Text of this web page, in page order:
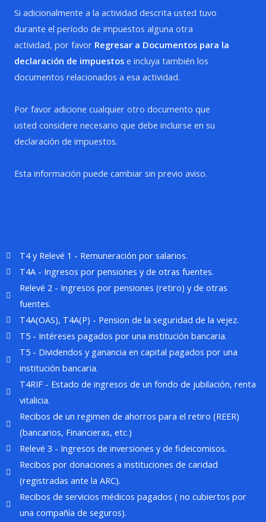
Si adicionalmente a la actividad descrita usted tuvo
durante el período de impuestos alguna otra
actividad, por favor Regresar a Documentos para la
declaración de impuestos e incluya también los
documentos relacionados a esa actividad.
Por favor adicione cualquier otro documento que
usted considere necesario que debe incluirse en su
declaración de impuestos.
Esta información puede cambiar sin previo aviso.
T4 y Relevé 1 - Remuneración por salarios.
T4A - Ingresos por pensiones y de otras fuentes.
Relevé 2 - Ingresos por pensiones (retiro) y de otras
fuentes.
T4A(OAS), T4A(P) - Pension de la seguridad de la vejez.
T5 - Intéreses pagados por una institución bancaria.
T5 - Dividendos y ganancia en capital pagados por una
institución bancaria.
T4RIF - Estado de ingresos de un fondo de jubilación, renta
vitalicia.
Recibos de un regimen de ahorros para el retiro (REER)
(bancarios, Financieras, etc.)
Relevé 3 - Ingresos de inversiones y de fideicomisos.
Recibos por donaciones a instituciones de caridad
(registradas ante la ARC).
Recibos de servicios médicos pagados ( no cubiertos por
una compañía de seguros).